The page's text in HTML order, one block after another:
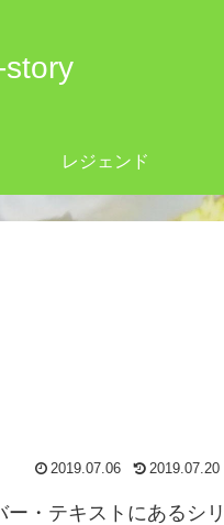
story
レジェンド
2019.07.06 2019.07.20
・テキストにあるシリ